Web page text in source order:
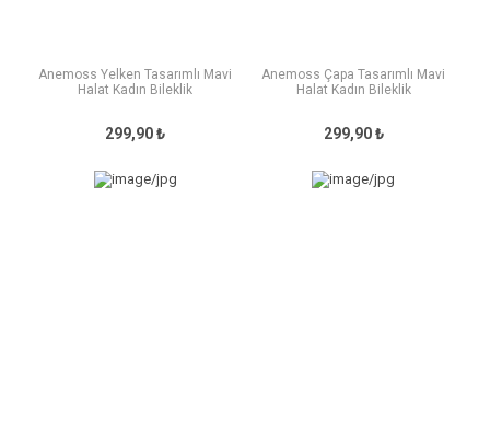
Anemoss Yelken Tasarımlı Mavi
Halat Kadın Bileklik
299,90 ₺
Anemoss Çapa Tasarımlı Mavi
Halat Kadın Bileklik
299,90 ₺